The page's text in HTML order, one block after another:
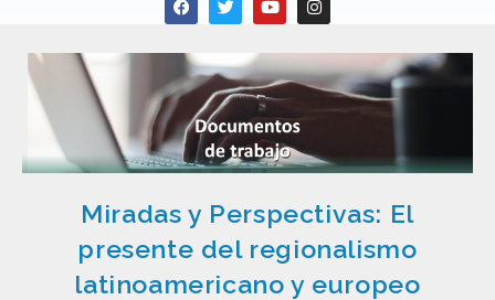
Miradas y Perspectivas: El
presente del regionalismo
latinoamericano y europeo